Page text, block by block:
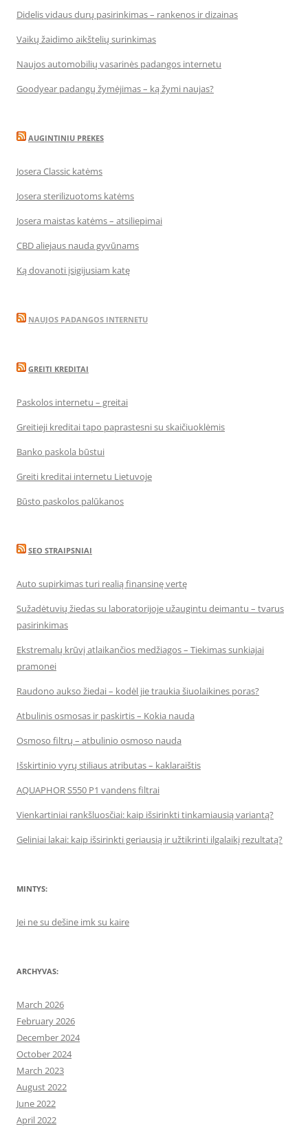
Didelis vidaus durų pasirinkimas – rankenos ir dizainas
Vaikų žaidimo aikštelių surinkimas
Naujos automobilių vasarinės padangos internetu
Goodyear padangų žymėjimas – ką žymi naujas?
AUGINTINIU PREKES
Josera Classic katėms
Josera sterilizuotoms katėms
Josera maistas katėms – atsiliepimai
CBD aliejaus nauda gyvūnams
Ką dovanoti įsigijusiam katę
NAUJOS PADANGOS INTERNETU
GREITI KREDITAI
Paskolos internetu – greitai
Greitieji kreditai tapo paprastesni su skaičiuoklėmis
Banko paskola būstui
Greiti kreditai internetu Lietuvoje
Būsto paskolos palūkanos
SEO STRAIPSNIAI
Auto supirkimas turi realią finansinę vertę
Sužadėtuvių žiedas su laboratorijoje užaugintu deimantu – tvarus
pasirinkimas
Ekstremalų krūvį atlaikančios medžiagos – Tiekimas sunkiajai
pramonei
Raudono aukso žiedai – kodėl jie traukia šiuolaikines poras?
Atbulinis osmosas ir paskirtis – Kokia nauda
Osmoso filtrų – atbulinio osmoso nauda
Išskirtinio vyrų stiliaus atributas – kaklaraištis
AQUAPHOR S550 P1 vandens filtrai
Vienkartiniai rankšluosčiai: kaip išsirinkti tinkamiausią variantą?
Geliniai lakai: kaip išsirinkti geriausią ir užtikrinti ilgalaikį rezultatą?
MINTYS:
Jei ne su dešine imk su kaire
ARCHYVAS:
March 2026
February 2026
December 2024
October 2024
March 2023
August 2022
June 2022
April 2022